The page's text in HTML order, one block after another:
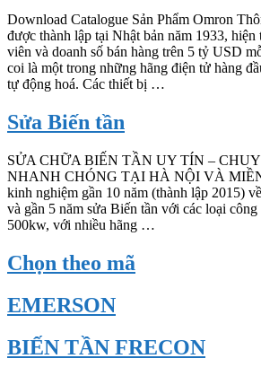
Download Catalogue Sản Phẩm Omron
được thành lập tại Nhật bản năm 1933, hiện
viên và doanh số bán hàng trên 5 tỷ USD
coi là một trong những hãng điện tử hàng
tự động hoá. Các thiết bị …
Sửa Biến tần
SỬA CHỮA BIẾN TẦN UY TÍN –
NHANH CHÓNG TẠI HÀ NỘI VÀ
kinh nghiệm gần 10 năm (thành lập 2015)
và gần 5 năm sửa Biến tần với các loại
500kw, với nhiều hãng …
Chọn theo mã
EMERSON
BIẾN TẦN FRECON